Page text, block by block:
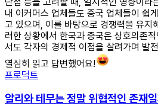
내 이커머스 업체들도 중국 업체들이 쉽
고 있으며, 이를 바탕으로 경쟁력을 유지
러한 상황에서 한국과 중국은 상호의존
서도 각자의 경제적 이점을 살려가며 발
열심히 읽고 답변했어요!
프로덕트
알리와 테무는 정말 위협적인 존재